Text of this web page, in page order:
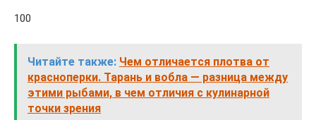
100
Читайте также: Чем отличается плотва от
красноперки. Тарань и вобла — разница между
этими рыбами, в чем отличия с кулинарной
точки зрения